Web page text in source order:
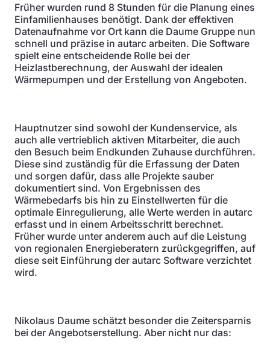
Früher wurden rund 8 Stunden für die Planung eines
Einfamilienhauses benötigt. Dank der effektiven
Datenaufnahme vor Ort kann die Daume Gruppe nun
schnell und präzise in autarc arbeiten. Die Software
spielt eine entscheidende Rolle bei der
Heizlastberechnung, der Auswahl der idealen
Wärmepumpen und der Erstellung von Angeboten.
Hauptnutzer sind sowohl der Kundenservice, als
auch alle vertrieblich aktiven Mitarbeiter, die auch
den Besuch beim Endkunden Zuhause durchführen.
Diese sind zuständig für die Erfassung der Daten
und sorgen dafür, dass alle Projekte sauber
dokumentiert sind. Von Ergebnissen des
Wärmebedarfs bis hin zu Einstellwerten für die
optimale Einregulierung, alle Werte werden in autarc
erfasst und in einem Arbeitsschritt berechnet.
Früher wurde unter anderem auch auf die Leistung
von regionalen Energieberatern zurückgegriffen, auf
diese seit Einführung der autarc Software verzichtet
wird.
Nikolaus Daume schätzt besonder die Zeitersparnis
bei der Angebotserstellung. Aber nicht nur das: